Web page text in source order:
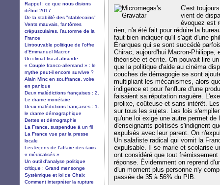
C'est
vient de
évoquez est
rien, n'a été fait pour réduire la
faut bien indiquer qu'il s'agit d'une
Énarques qui se sont succédè
Chirac, aujourd'hui Macron-
théorisée et écrite. On pouvait lire
que la politique d'aide au cinéma
couches de démagogie se sont
multipliant les mécanismes, alors
indigence et pour l'enflure d'une
faisaient sa réputation naguère.
prolixe, coûteuse et sans intérêt.
sur tous les sujets. Les lois
qu'une loi exige une autre permet de
d'enseignants politisés s'indignent
expulsés avec leur parent. On
Un salafiste radical qui vomit la
expulsable. Il se marie et scolarise
ont considéré que tout
réponse. Évidemment on reprend
d'un moment plus personne n'y
passée de 35 à 56% du PIB.
Rappel : ce que nous disions
début 2017
De la stabilité des "stablecoins"
Vents mauvais, fantômes
crépusculaires, l’automne de la
France
Lintrouvable politique de l'offre
d'Emmanuel Macron
Un climat fiscal absurde
« Couple franco-allemand » : le
mythe peut-il encore survivre ?
Alain Minc en souffrance, voire
en panique
Deux malédictions françaises : 2.
Le drame monétaire
Deux malédictions françaises : 1.
le drame démographique
Dettes et démographie
La France, suspendue à un fil
La France vue par la presse
locale
Les leçons de l’affaire des taxis
« médicalisés »
Un outil d'analyse politique
critique : Grand mensonge
Systémique et loi de Chaix
Comment interpréter la rupture